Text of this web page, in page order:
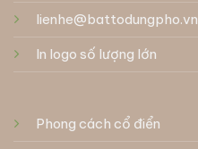
lienhe@battodungpho.vn
In logo số lượng lớn
Phong cách cổ điển